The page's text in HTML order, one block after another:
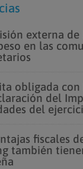
externa de
en las
obligada con
del
del
fiscales
también